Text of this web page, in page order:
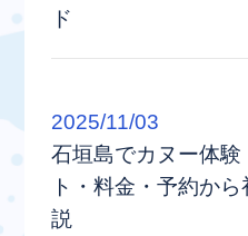
ド
2025/11/03
石垣島でカヌー体験
ト・料金・予約か
説